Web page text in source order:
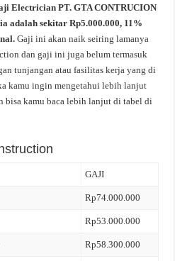
Electrician PT. GTA CONTRUCION
adalah sekitar Rp5.000.000, 11%
Gaji ini akan naik seiring lamanya
dan gaji ini juga belum termasuk
tunjangan atau fasilitas kerja yang di
kamu ingin mengetahui lebih lanjut
bisa kamu baca lebih lanjut di tabel di
GAJI
Rp74.000.000
Rp53.000.000
Rp58.300.000